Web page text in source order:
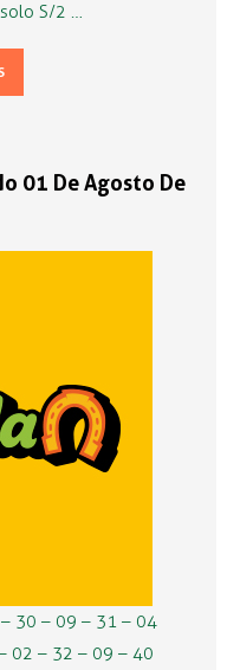
S/2 …
01 De Agosto De
30 – 09 – 31 – 04
02 – 32 – 09 – 40